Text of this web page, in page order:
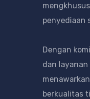
penyediaan
Dengan
dan layanan
berkualitas